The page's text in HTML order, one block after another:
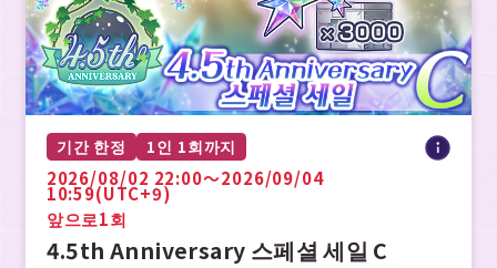
기간 한정 1인 1회까지
2026/08/02 22:00〜2026/09/04
10:59(UTC+9)
앞으로1회
4.5th Anniversary 스페셜 세일 C